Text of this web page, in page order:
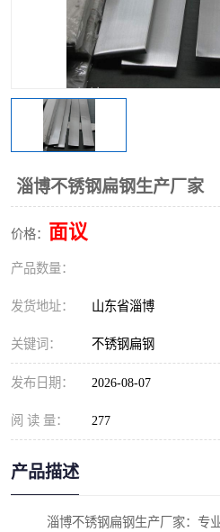
淄博不锈钢扁钢生产厂家
价格： 面议
产品数量：
发货地址： 山东省淄博
关键词： 不锈钢扁钢
发布日期： 2026-08-07
阅 读 量： 277
产品描述
淄博不锈钢扁钢生产厂家：专